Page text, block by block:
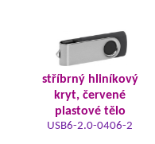
stříbrný hliníkový
kryt, červené
plastové tělo
USB6-2.0-0406-2